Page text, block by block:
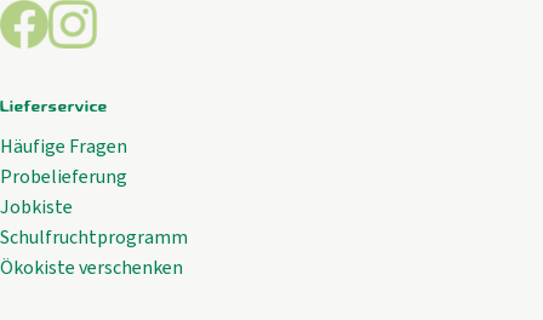
Externer Link zu https://www.facebook.com/
Externer Link zu https://www.instagram.com/
Lieferservice
Häufige Fragen
Probelieferung
Jobkiste
Schulfruchtprogramm
Ökokiste verschenken